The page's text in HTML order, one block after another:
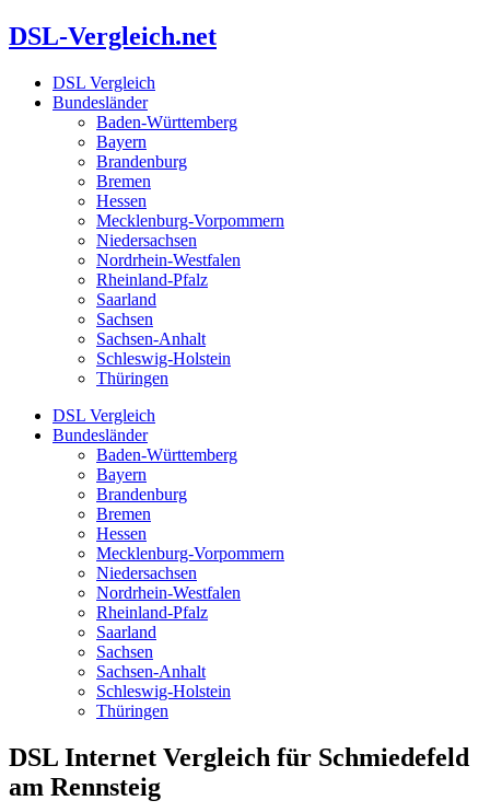
Zum
Inhalt
DSL-Vergleich.net
DSL Vergleich
Bundesländer
Baden-Württemberg
Bayern
Brandenburg
Bremen
Hessen
Mecklenburg-Vorpommern
Niedersachsen
Nordrhein-Westfalen
Rheinland-Pfalz
Saarland
Sachsen
Sachsen-Anhalt
Schleswig-Holstein
Thüringen
DSL Vergleich
Bundesländer
Baden-Württemberg
Bayern
Brandenburg
Bremen
Hessen
Mecklenburg-Vorpommern
Niedersachsen
Nordrhein-Westfalen
Rheinland-Pfalz
Saarland
Sachsen
Sachsen-Anhalt
Schleswig-Holstein
Thüringen
DSL Internet Vergleich für Schmiedefeld
am Rennsteig